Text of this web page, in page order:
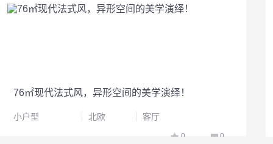
76㎡现代法式风，异形空间的美学演绎！
小户型 北欧 客厅
0 0